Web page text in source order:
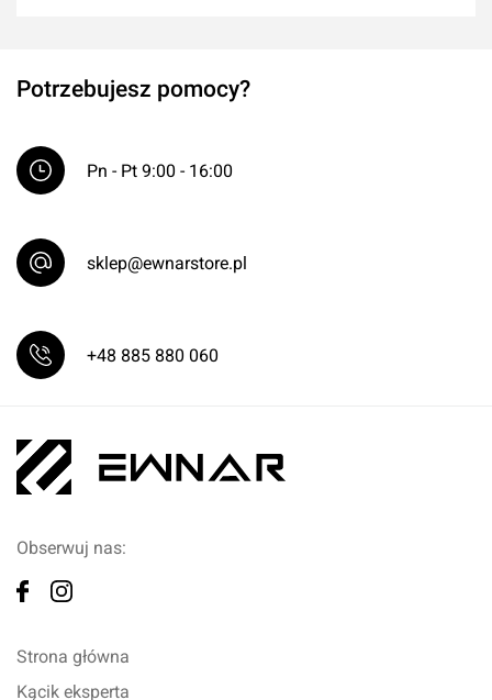
Potrzebujesz pomocy?
Pn - Pt 9:00 - 16:00
sklep@ewnarstore.pl
+48 885 880 060
Obserwuj nas:
Strona główna
Kącik eksperta